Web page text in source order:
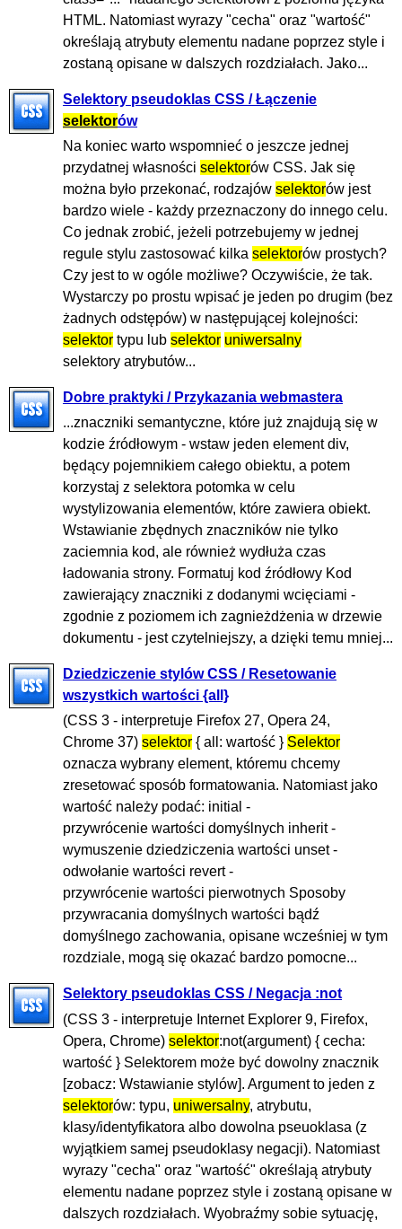
HTML. Natomiast wyrazy "cecha" oraz "wartość"
określają atrybuty elementu nadane poprzez style i
zostaną opisane w dalszych rozdziałach. Jako...
Selektory pseudoklas CSS / Łączenie
selektorów
Na koniec warto wspomnieć o jeszcze jednej
przydatnej własności selektorów CSS. Jak się
można było przekonać, rodzajów selektorów jest
bardzo wiele - każdy przeznaczony do innego celu.
Co jednak zrobić, jeżeli potrzebujemy w jednej
regule stylu zastosować kilka selektorów prostych?
Czy jest to w ogóle możliwe? Oczywiście, że tak.
Wystarczy po prostu wpisać je jeden po drugim (bez
żadnych odstępów) w następującej kolejności:
selektor typu lub selektor uniwersalny
selektory atrybutów...
Dobre praktyki / Przykazania webmastera
...znaczniki semantyczne, które już znajdują się w
kodzie źródłowym - wstaw jeden element div,
będący pojemnikiem całego obiektu, a potem
korzystaj z selektora potomka w celu
wystylizowania elementów, które zawiera obiekt.
Wstawianie zbędnych znaczników nie tylko
zaciemnia kod, ale również wydłuża czas
ładowania strony. Formatuj kod źródłowy Kod
zawierający znaczniki z dodanymi wcięciami -
zgodnie z poziomem ich zagnieżdżenia w drzewie
dokumentu - jest czytelniejszy, a dzięki temu mniej...
Dziedziczenie stylów CSS / Resetowanie
wszystkich wartości {all}
(CSS 3 - interpretuje Firefox 27, Opera 24,
Chrome 37) selektor { all: wartość } Selektor
oznacza wybrany element, któremu chcemy
zresetować sposób formatowania. Natomiast jako
wartość należy podać: initial -
przywrócenie wartości domyślnych inherit -
wymuszenie dziedziczenia wartości unset -
odwołanie wartości revert -
przywrócenie wartości pierwotnych Sposoby
przywracania domyślnych wartości bądź
domyślnego zachowania, opisane wcześniej w tym
rozdziale, mogą się okazać bardzo pomocne...
Selektory pseudoklas CSS / Negacja :not
(CSS 3 - interpretuje Internet Explorer 9, Firefox,
Opera, Chrome) selektor:not(argument) { cecha:
wartość } Selektorem może być dowolny znacznik
[zobacz: Wstawianie stylów]. Argument to jeden z
selektorów: typu, uniwersalny, atrybutu,
klasy/identyfikatora albo dowolna pseuoklasa (z
wyjątkiem samej pseudoklasy negacji). Natomiast
wyrazy "cecha" oraz "wartość" określają atrybuty
elementu nadane poprzez style i zostaną opisane w
dalszych rozdziałach. Wyobraźmy sobie sytuację,